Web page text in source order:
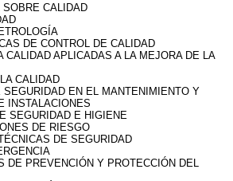
CALIDAD
DE CONTROL DE CALIDAD
CALIDAD APLICADAS A LA MEJORA DE LA
CALIDAD
SEGURIDAD EN EL MANTENIMIENTO Y
INSTALACIONES
SEGURIDAD E HIGIENE
DE RIESGO
DE SEGURIDAD
PREVENCIÓN Y PROTECCIÓN DEL